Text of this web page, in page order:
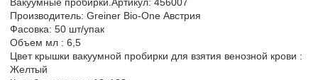
Вакуумные пробирки.Артикул: 456007
Производитель: Greiner Bio-One Австрия
Фасовка: 50 шт/упак
Объем мл : 6,5
Цвет крышки вакуумной пробирки для взятия венозной крови :
Желтый